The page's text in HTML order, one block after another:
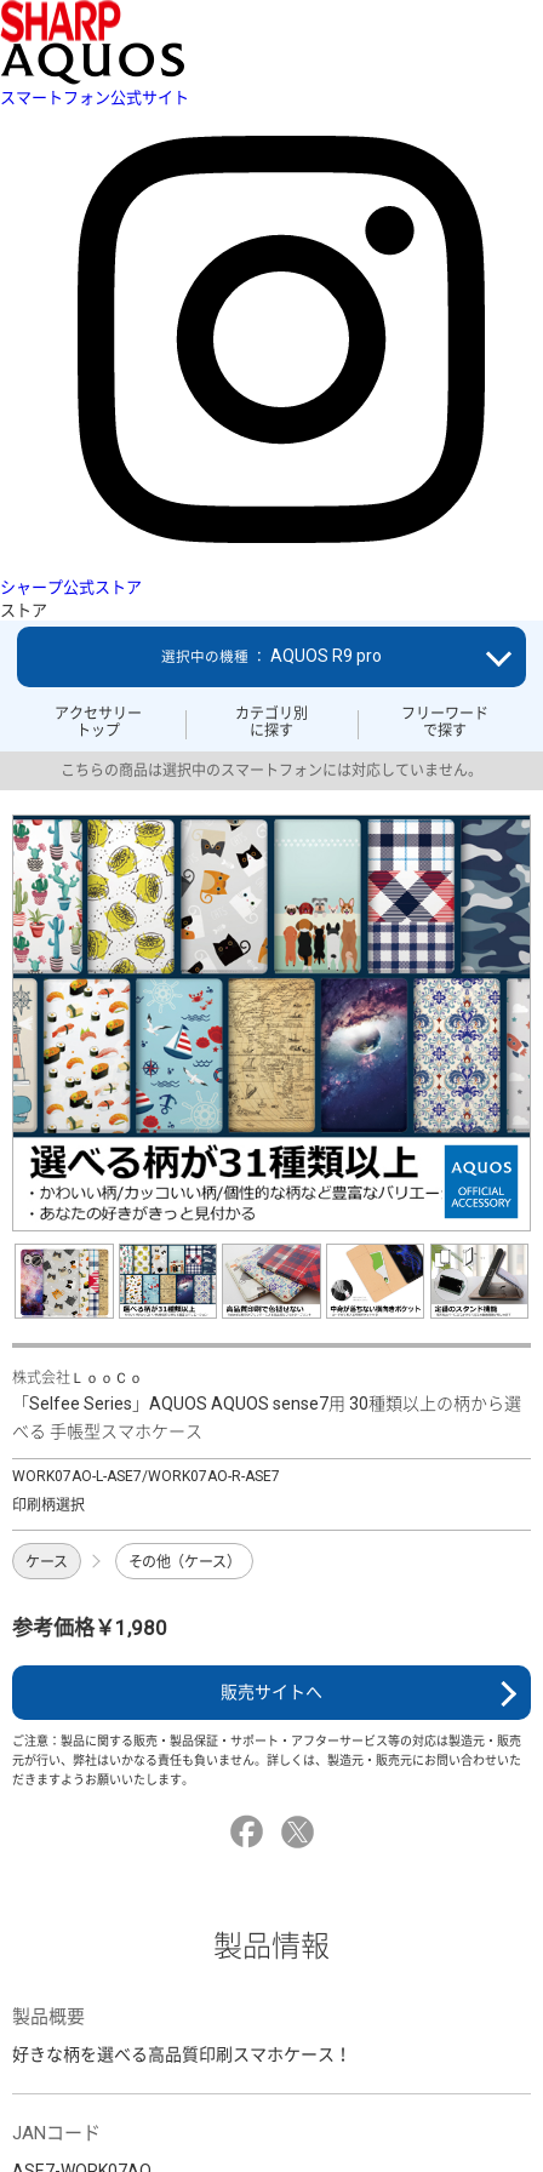
スマートフォン公式サイト
シャープ公式ストア
ストア
アクセサリー
トップ
カテゴリ別
に探す
フリーワード
で探す
選択中の機種 ： AQUOS R9 pro
こちらの商品は選択中のスマートフォンには対応していません。
株式会社ＬｏｏＣｏ
「Selfee Series」AQUOS AQUOS sense7用 30種類以上の柄から選
べる 手帳型スマホケース
WORK07AO-L-ASE7/WORK07AO-R-ASE7
印刷柄選択
ケース その他（ケース）
参考価格￥1,980
販売サイトへ
ご注意：製品に関する販売・製品保証・サポート・アフターサービス等の対応は製造元・販売
元が行い、弊社はいかなる責任も負いません。詳しくは、製造元・販売元にお問い合わせいた
だきますようお願いいたします。
製品情報
製品概要
好きな柄を選べる高品質印刷スマホケース！
JANコード